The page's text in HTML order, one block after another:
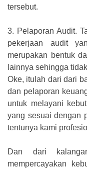
tersebut.
3. Pelaporan Audit.
pekerjaan audit
merupakan bentuk
lainnya sehingga
Oke, itulah dari dari
dan pelaporan
untuk melayani
yang sesuai dengan
tentunya kami
Dan dari
mempercayakan